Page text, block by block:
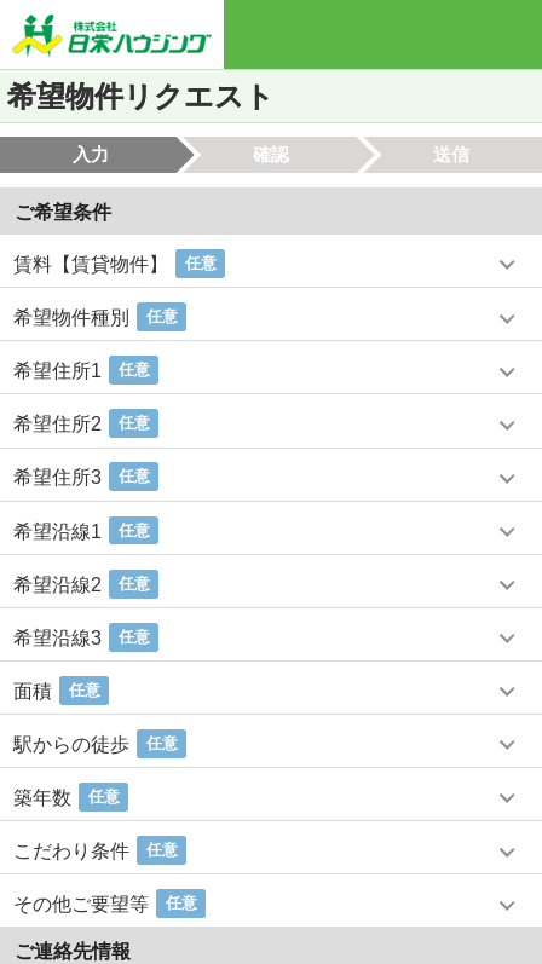
希望物件リクエスト
入力 確認 送信
ご希望条件
賃料【賃貸物件】 任意
希望物件種別 任意
希望住所1 任意
希望住所2 任意
希望住所3 任意
希望沿線1 任意
希望沿線2 任意
希望沿線3 任意
面積 任意
駅からの徒歩 任意
築年数 任意
こだわり条件 任意
その他ご要望等 任意
ご連絡先情報